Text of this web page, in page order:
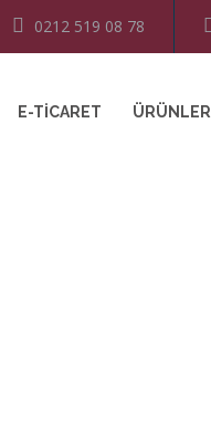
0212 519 08 78
E-TICARET ÜRÜNLER